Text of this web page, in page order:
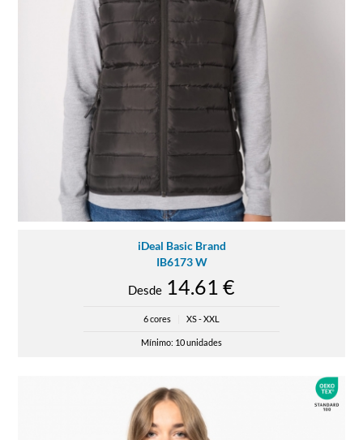
iDeal Basic Brand
IB6173 W
Desde 14.61 €
6 cores XS - XXL
Mínimo: 10 unidades